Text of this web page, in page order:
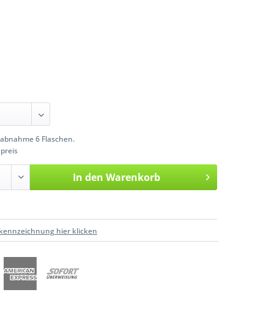
6 Flaschen.
In den Warenkorb
hier klicken